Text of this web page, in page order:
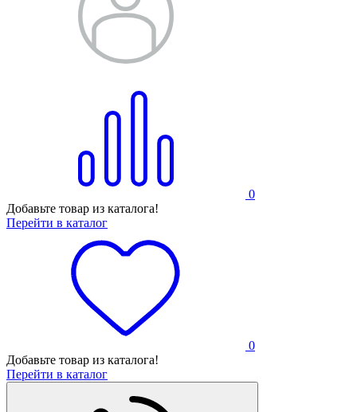
0
Добавьте товар из каталога!
Перейти в каталог
0
Добавьте товар из каталога!
Перейти в каталог